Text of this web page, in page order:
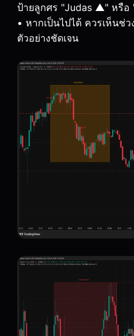
ป้ายลูกศร "Judas ▲" หรือ
• หากเป็นไปได้ ควรเห็นช่
ตัวอย่างชัดเจน